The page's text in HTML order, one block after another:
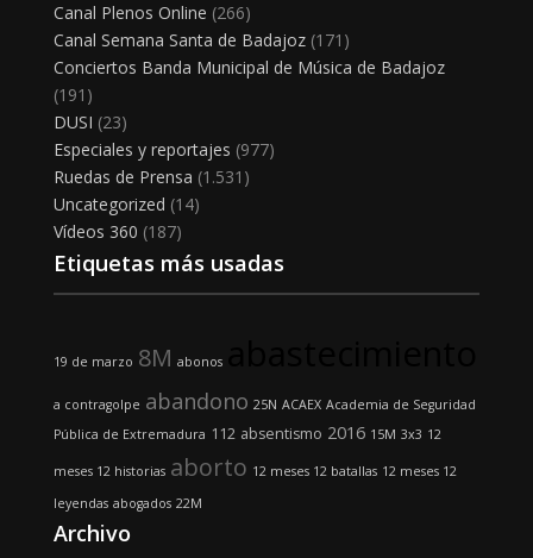
Canal Plenos Online (266)
Canal Semana Santa de Badajoz(171)
Conciertos Banda Municipal de Música de Badajoz
(191)
DUSI (23)
Especiales y reportajes (977)
Ruedas de Prensa (1.531)
Uncategorized (14)
Vídeos 360 (187)
Etiquetas más usadas
19 de marzo 8M abonos
a contragolpe abandono 25N ACAEX Academia de Seguridad
Pública de Extremadura 112 absentismo 2016 15M 3x3 12
meses 12 historias aborto 12 meses 12 batallas 12 meses 12
leyendas abogados 22M
Archivo